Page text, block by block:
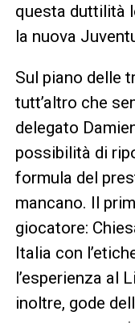
questa duttilità
la nuova
Sul piano delle
tutt’altro che
delegato
possibilità di
formula del
mancano. Il
giocatore:
Italia con
l’esperienza al
inoltre, gode